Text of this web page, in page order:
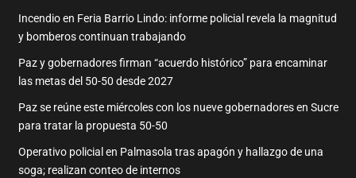
Incendio en Feria Barrio Lindo: informe policial revela la magnitud
y bomberos continuan trabajando
Paz y gobernadores firman “acuerdo histórico” para encaminar
las metas del 50-50 desde 2027
Paz se reúne este miércoles con los nueve gobernadores en Sucre
para tratar la propuesta 50-50
Operativo policial en Palmasola tras apagón y hallazgo de una
soga; realizan conteo de internos